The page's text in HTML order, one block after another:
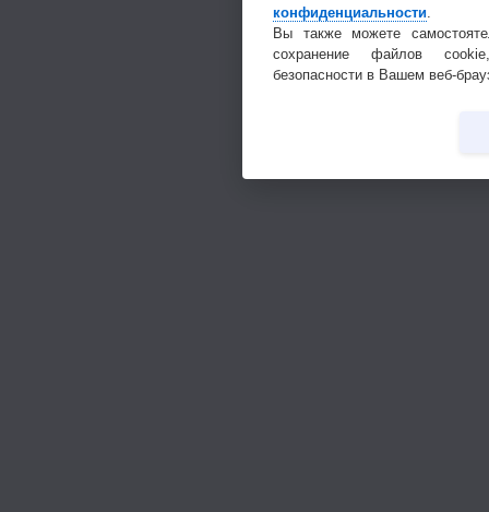
конфиденциальности
Вы также можете
сохранение файлов
безопасности в Вашем веб-